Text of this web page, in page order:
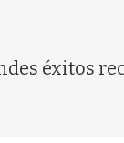
éxitos